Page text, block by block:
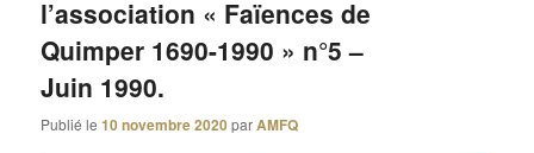
l’association « Faïences de
Quimper 1690-1990 » n°5 –
Juin 1990.
Publié le10 novembre 2020parAMFQ